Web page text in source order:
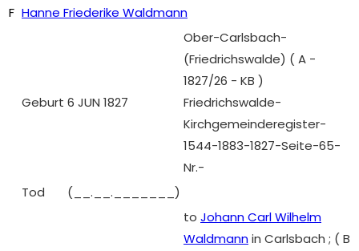
F Hanne Friederike Waldmann
Geburt 6 JUN 1827
Ober-Carlsbach-
(Friedrichswalde) ( A -
1827/26 - KB )
Friedrichswalde-
Kirchgemeinderegister-
1544-1883-1827-Seite-65-
Nr.-
Tod
(__.__._______)
to Johann Carl Wilhelm
Waldmannin Carlsbach ; ( B